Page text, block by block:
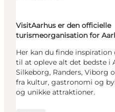
VisitAarhus er den officielle
turismeorganisation for
Her kan du finde
til at opleve alt det bedste i
Silkeborg, Randers, Viborg
fra kultur, gastronomi og
og unikke attraktioner.